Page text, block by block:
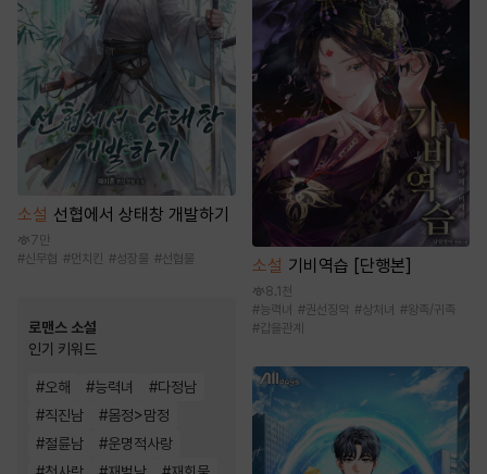
소설 선협에서 상태창 개발하기
7만
#신무협 #먼치킨 #성장물 #선협물
로맨스 소설
인기 키워드
#오해 #능력녀 #다정남
#직진남 #몸정>맘정
#절륜남 #운명적사랑
소설 기비역습 [단행본]
8.1천
#능력녀 #권선징악 #상처녀 #왕족/귀족
#갑을관계